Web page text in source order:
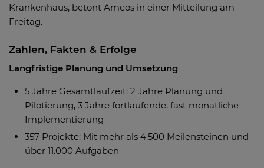
Krankenhaus, betont Ameos in einer Mitteilung am
Freitag.
Zahlen, Fakten & Erfolge
Langfristige Planung und Umsetzung
5 Jahre Gesamtlaufzeit: 2 Jahre Planung und
Pilotierung, 3 Jahre fortlaufende, fast monatliche
Implementierung
357 Projekte: Mit mehr als 4.500 Meilensteinen und
über 11.000 Aufgaben